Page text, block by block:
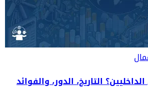
التاريخ، الدور، والفوائد